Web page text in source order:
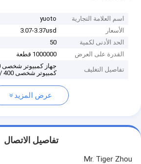
اسم العلامة التجارية
yuoto
الأسعار
3.07-3.37usd
الحد الأدنى لكمية
50
القدرة على العرض
1000000 قطعة
تفاصيل التغليف
كمبيوتر شخصى 400 / الكرتون
عرض المزيد
تفاصيل الاتصال
Mr. Tiger Zhou